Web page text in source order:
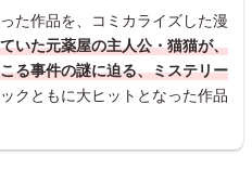
た作品を、コミカライズした漫
いた元薬屋の主人公・猫猫が、
る事件の謎に迫る、ミステリー
クともに大ヒットとなった作品